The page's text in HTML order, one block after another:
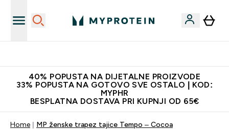
40% POPUSTA NA DIJETALNE PROIZVODE
33% POPUSTA NA GOTOVO SVE OSTALO | KOD:
MYPHR
BESPLATNA DOSTAVA PRI KUPNJI OD 65€
Home MP ženske trapez tajice Tempo – Cocoa